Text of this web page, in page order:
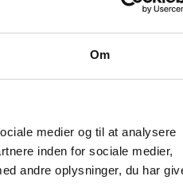
Om
medier og til at analysere
inden for sociale medier,
andre oplysninger, du har
om fordeleneHER.
. Det giver jer